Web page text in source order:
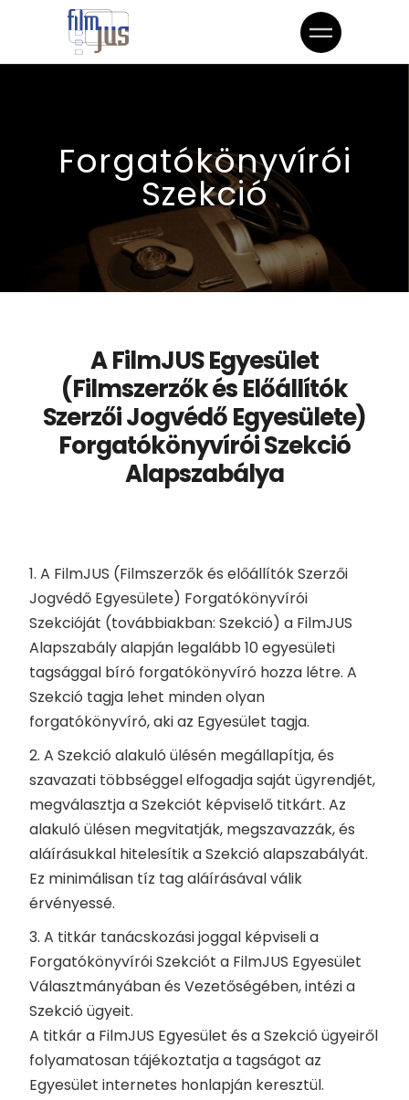
Forgatókönyvírói
Szekció
A FilmJUS Egyesület
(Filmszerzők és Előállítók
Szerzői Jogvédő Egyesülete)
Forgatókönyvírói Szekció
Alapszabálya
1. A FilmJUS (Filmszerzők és előállítók Szerzői
Jogvédő Egyesülete) Forgatókönyvírói
Szekcióját (továbbiakban: Szekció) a FilmJUS
Alapszabály alapján legalább 10 egyesületi
tagsággal bíró forgatókönyvíró hozza létre. A
Szekció tagja lehet minden olyan
forgatókönyvíró, aki az Egyesület tagja.
2. A Szekció alakuló ülésén megállapítja, és
szavazati többséggel elfogadja saját ügyrendjét,
megválasztja a Szekciót képviselő titkárt. Az
alakuló ülésen megvitatják, megszavazzák, és
aláírásukkal hitelesítik a Szekció alapszabályát.
Ez minimálisan tíz tag aláírásával válik
érvényessé.
3. A titkár tanácskozási joggal képviseli a
Forgatókönyvírói Szekciót a FilmJUS Egyesület
Választmányában és Vezetőségében, intézi a
Szekció ügyeit.
A titkár a FilmJUS Egyesület és a Szekció ügyeiről
folyamatosan tájékoztatja a tagságot az
Egyesület internetes honlapján keresztül.